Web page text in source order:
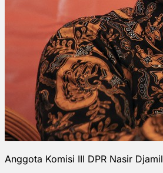
Anggota Komisi III DPR Nasir Djamil